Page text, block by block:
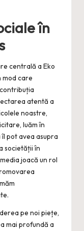
în
centrală a Eko
mod care
atentă a
noastre,
luăm în
pot avea asupra
societății în
joacă un rol
pe noi piețe,
mai profundă a